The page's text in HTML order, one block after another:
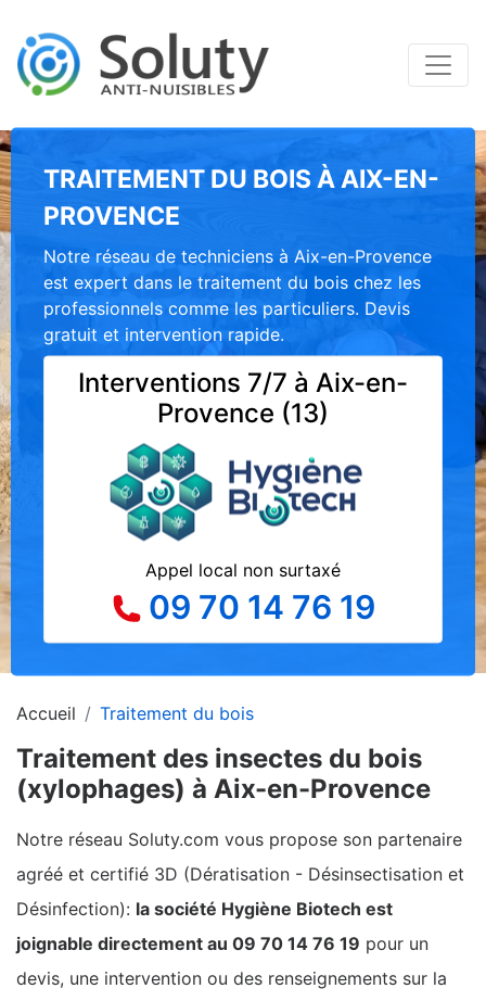
TRAITEMENT DU BOIS À AIX-EN-
PROVENCE
Notre réseau de techniciens à Aix-en-Provence
est expert dans le traitement du bois chez les
professionnels comme les particuliers. Devis
gratuit et intervention rapide.
Interventions 7/7 à Aix-en-
Provence (13)
Appel local non surtaxé
09 70 14 76 19
Accueil Traitement du bois
Traitement des insectes du bois
(xylophages) à Aix-en-Provence
Notre réseau Soluty.com vous propose son partenaire
agréé et certifié 3D (Dératisation - Désinsectisation et
Désinfection): la société Hygiène Biotech est
joignable directement au 09 70 14 76 19 pour un
devis, une intervention ou des renseignements sur la